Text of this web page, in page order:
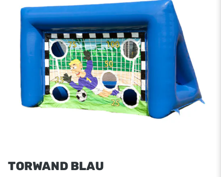
TORWAND BLAU